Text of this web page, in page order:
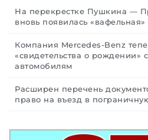
На перекрестке Пушкина —
вновь появилась «вафельная»
Компания Mercedes-Benz
«свидетельства о рождении»
автомобилям
Расширен перечень
право на въезд в